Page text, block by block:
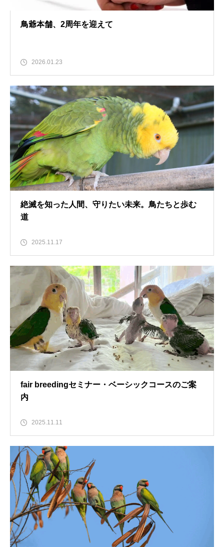
鳥爺本舗、2周年を迎えて
2026.01.23
絶滅を知った人間、守りたい未来。鳥たちと歩む
道
2025.11.17
fair breedingセミナー・ベーシックコースのご案
内
2025.11.11